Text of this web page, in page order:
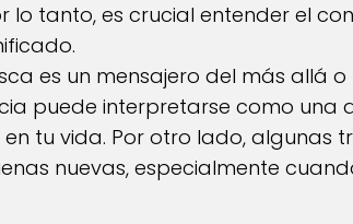
lo tanto, es crucial entender el
es un mensajero del más allá
puede interpretarse como
tu vida. Por otro lado, algunas
nuevas, especialmente